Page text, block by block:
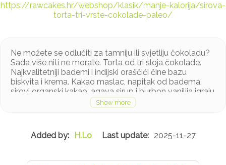
https://rawcakes.hr/webshop/klasik/manje-kalorija/sirova-
torta-tri-vrste-cokolade-paleo/
Ne možete se odlučiti za tamniju ili svjetliju čokoladu?
Sada više niti ne morate. Torta od tri sloja čokolade.
Najkvalitetniji bademi i indijski oraščići čine bazu
biskvita i krema. Kakao maslac, napitak od badema,
sirovi organski kakao, agava sirup i burbon vanilija igraju
se svjetlijima i tamnijim čoko nijansama i aromama.
*xylitol (brezin šećer), *napitak od badema, *kakao u
prahu,*kakao maslac, *kokosovo ulje (hladno prešano
*Sastojci iz ekološkog uzgoja
H.Lo 2025-11-27